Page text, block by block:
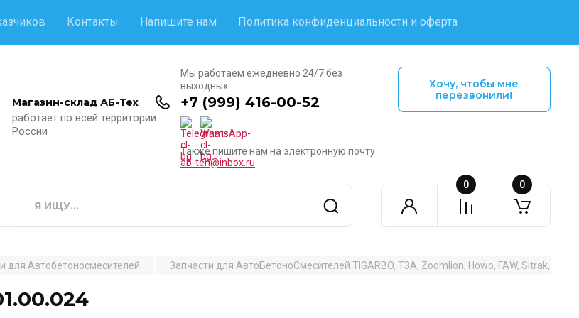
Контакты Напишите нам Политика конфиденциальности и оферта
Магазин-склад АБ-Тех
работает по всей территории
России
Мы работаем ежедневно 24/7 без
выходных
+7 (999) 416-00-52
Также пишите нам на электронную почту
ab-teh@inbox.ru
Хочу, чтобы мне
перезвонили!
0 0
для Автобетоносмесителей Запчасти для АвтоБетоноСмесителей TIGARBO, ТЗА, Zoomlion, Howo, FAW, Sitrak, Cifa,